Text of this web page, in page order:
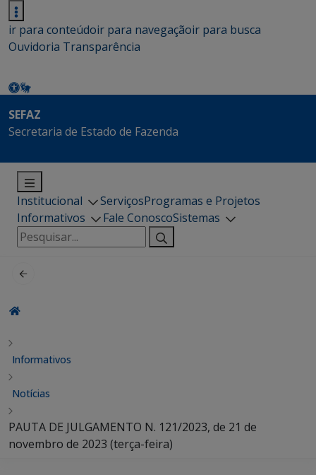
ir para conteúdoir para navegaçãoir para busca
Ouvidoria Transparência
SEFAZ
Secretaria de Estado de Fazenda
Institucional ServiçosProgramas e Projetos
Informativos
Fale ConoscoSistemas
Pesquisar
por:
Informativos
Notícias
PAUTA DE JULGAMENTO N. 121/2023, de 21 de
novembro de 2023 (terça-feira)